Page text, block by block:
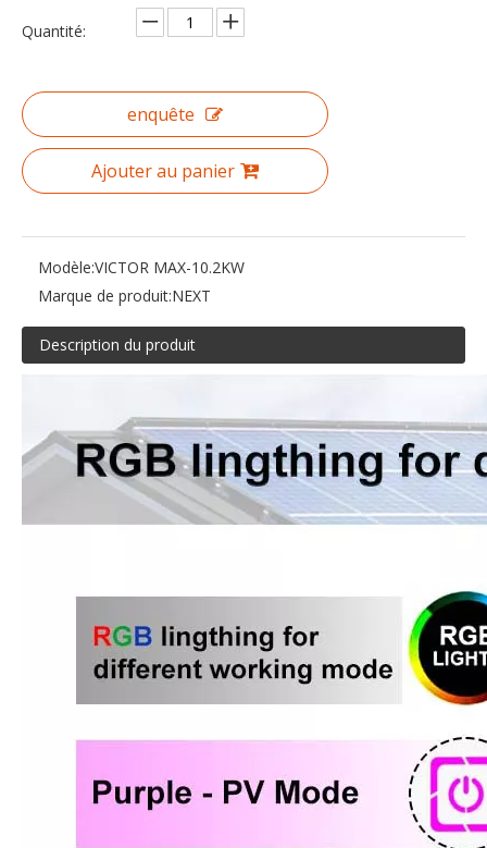
Quantité:
enquête
Ajouter au panier
Modèle:VICTOR MAX-10.2KW
Marque de produit:NEXT
Description du produit